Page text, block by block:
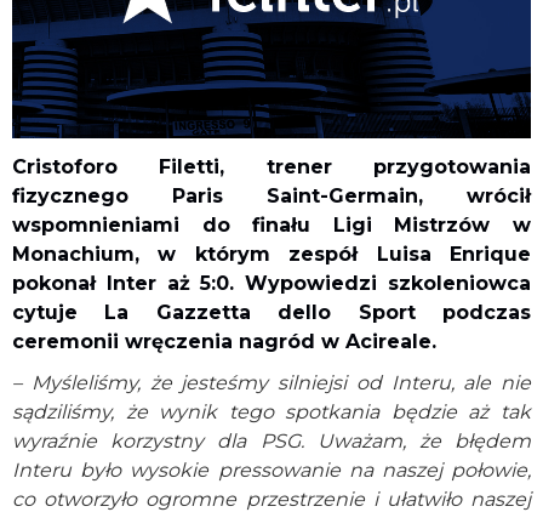
Cristoforo Filetti, trener przygotowania
fizycznego Paris Saint-Germain, wrócił
wspomnieniami do finału Ligi Mistrzów w
Monachium, w którym zespół Luisa Enrique
pokonał Inter aż 5:0. Wypowiedzi szkoleniowca
cytuje La Gazzetta dello Sport podczas
ceremonii wręczenia nagród w Acireale.
– Myśleliśmy, że jesteśmy silniejsi od Interu, ale nie
sądziliśmy, że wynik tego spotkania będzie aż tak
wyraźnie korzystny dla PSG. Uważam, że błędem
Interu było wysokie pressowanie na naszej połowie,
co otworzyło ogromne przestrzenie i ułatwiło naszej